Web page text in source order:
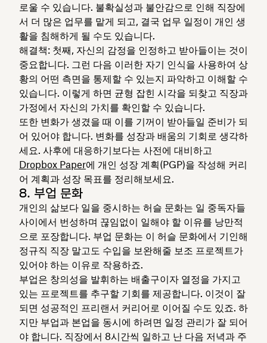
로울 수 있습니다. 불확실성과 불안감으로 인해 직장에
서 더 많은 업무를 맡게 되고, 결국 업무 일정이 개인 생
활을 침해하게 될 수도 있습니다.
해결책: 첫째, 자신의 감정을 인정하고 받아들이는 것이
중요합니다. 그런 다음 이러한 자기 인식을 사용하여 상
황의 어떤 측면을 통제할 수 있는지 파악하고 이해할 수
있습니다. 이렇게 하면 균형 잡힌 시각을 되찾고 직장과
가정에서 자신의 가치를 확인할 수 있습니다.
또한 변화가 생겼을 때 이를 기꺼이 받아들일 준비가 되
어 있어야 합니다. 변화를 성장과 배움의 기회로 생각하
세요. 사후에 대응하기보다는 사전에 대비하고
Dropbox Paper에 개인 성장 계획(PGP)을 작성해 커리
어 계획과 성장 목표를 정리해보세요.
8. 부업 문화
개인의 삶보다 일을 중시하는 허슬 문화는 일 중독자들
사이에서 번성하며 끊임없이 일해야 할 이유를 낭만적
으로 포장합니다. 부업 문화는 이 허슬 문화에서 기인해
정규직 직장 말고도 수입을 보완해줄 보조 프로젝트가
있어야 하는 이유로 작용하죠.
부업은 창의성을 발휘하는 배출구이자 열정을 가지고
있는 프로젝트를 추구할 기회를 제공합니다. 이것이 잘
되면 성공적인 프리랜서 커리어로 이어질 수도 있죠. 하
지만 부업과 본업을 동시에 하려면 일정 관리가 잘 되어
야 합니다. 직장에서 8시간씩 일하고 난 다음 저녁과 주